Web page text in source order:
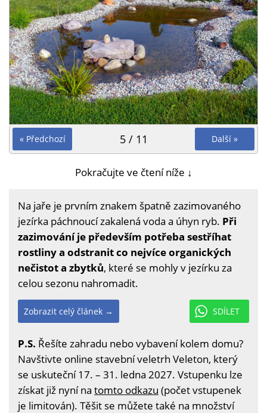
« Předchozí Další »
5 / 11
Pokračujte ve čtení níže ↓
Na jaře je prvním znakem špatně zazimovaného
jezírka páchnoucí zakalená voda a úhyn ryb. Při
zazimování je především potřeba sestříhat
rostliny a odstranit co nejvíce organických
nečistot a zbytků, které se mohly v jezírku za
celou sezonu nahromadit.
SDÍLET
Zobrazit celý článek →
P.S. Řešíte zahradu nebo vybavení kolem domu?
Navštivte online stavební veletrh Veleton, který
se uskuteční 17. – 31. ledna 2027. Vstupenku lze
získat již nyní na tomto odkazu (počet vstupenek
je limitován). Těšit se můžete také na množství